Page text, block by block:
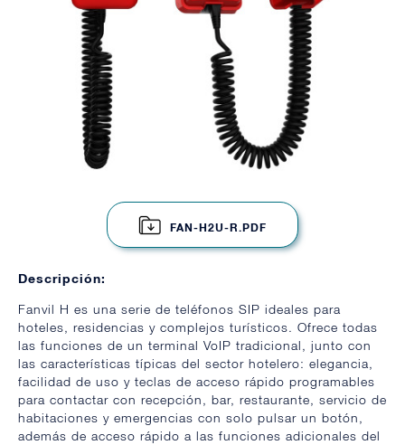
FAN-H2U-R.PDF
Descripción:
Fanvil H es una serie de teléfonos SIP ideales para
hoteles, residencias y complejos turísticos. Ofrece todas
las funciones de un terminal VoIP tradicional, junto con
las características típicas del sector hotelero: elegancia,
facilidad de uso y teclas de acceso rápido programables
para contactar con recepción, bar, restaurante, servicio de
habitaciones y emergencias con solo pulsar un botón,
además de acceso rápido a las funciones adicionales del